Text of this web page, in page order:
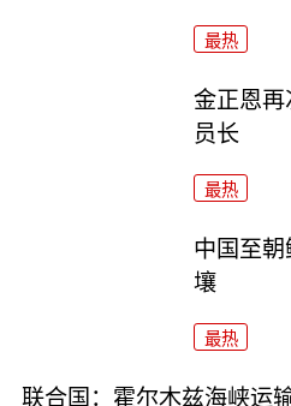
最热
金正恩
员长
最热
中国至
壤
最热
联合国：霍尔木兹海峡运